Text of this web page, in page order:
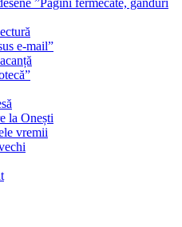
”Pagini fermecate, gânduri
e-mail”
la Onești
vremii